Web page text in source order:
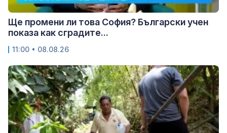
Ще промени ли това София? Български учен
показа как сградите...
11:00 • 08.08.26